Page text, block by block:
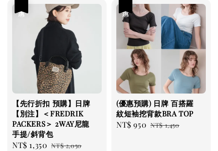
【先行折扣 預購】日牌
【別注】＜FREDRIK
PACKERS＞ 2WAY尼龍
手提/斜背包
Sale
NT$ 1,350 Regular
NT$ 2,050
(優惠預購) 日牌 百搭羅
紋短袖挖背款BRA TOP
Sale
NT$ 950 Regular
NT$ 1,450